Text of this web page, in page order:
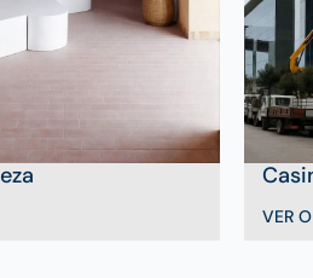
VER